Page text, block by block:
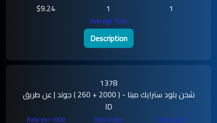
$9.24
1 1
Description
1378
شحن بلود سترايك مينا - ( 2000 + 260 ) جولد | عن طريق
ID